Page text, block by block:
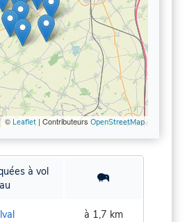
© Leaflet| Contributeurs OpenStreetMap
à vol
à 1,7 km